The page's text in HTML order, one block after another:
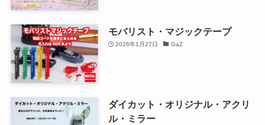
モバリスト・マジックテープ
2026年1月27日 GaZ
ダイカット・オリジナル・アクリ
ル・ミラー